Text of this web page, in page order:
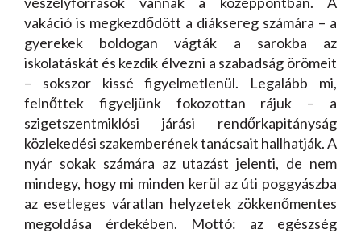
vakáció is megkezdődött a diáksereg számára – a
gyerekek boldogan vágták a sarokba az
iskolatáskát és kezdik élvezni a szabadság örömeit
– sokszor kissé figyelmetlenül. Legalább mi,
felnőttek figyeljünk fokozottan rájuk – a
szigetszentmiklósi járási rendőrkapitányság
közlekedési szakemberének tanácsait hallhatják. A
nyár sokak számára az utazást jelenti, de nem
mindegy, hogy mi minden kerül az úti poggyászba
az esetleges váratlan helyzetek zökkenőmentes
megoldása érdekében. Mottó: az egészség